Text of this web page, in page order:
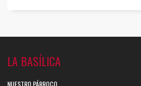
LA BASÍLICA
NUESTRO PÁRROCO